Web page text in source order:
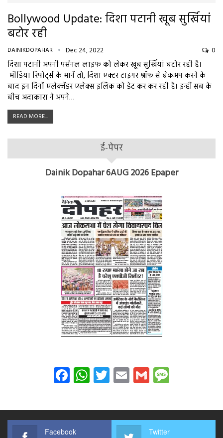
Bollywood Update: दिशा पटानी खूब सुर्खियां
बटोर रही
DAINIKDOPAHAR Dec 24, 2022 0
दिशा पटानी अपनी पर्सनल लाइफ को लेकर खूब सुर्खियां बटोर रही हैं।
मीडिया रिपोर्ट्स के मानें तो, दिशा एक्टर टाइगर श्रॉफ से ब्रेकअप करने के
बाद इन दिनों एलेक्जेंडर एलेक्स इलिक को डेट कर कर रही हैं। इन्हीं सब के
बीच अदाकारा ने अपने…
READ MORE...
ई-पेपर
Dainik Dopahar 6AUG 2026 Epaper
Facebook
WhatsApp
Twitter
EmailGmail
Facebook Twitter